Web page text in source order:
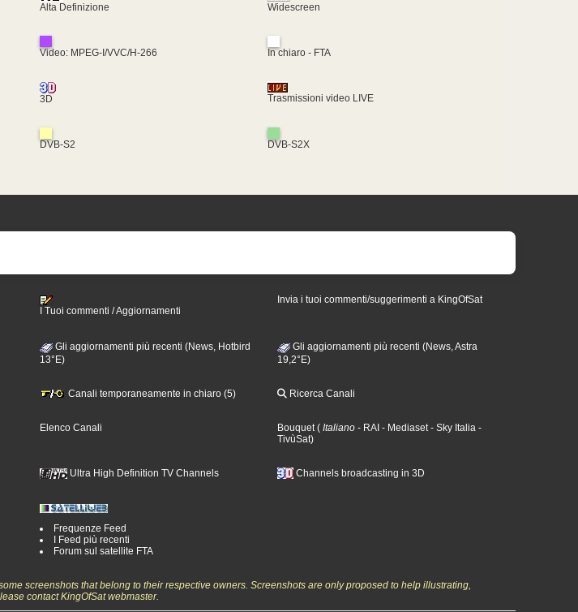
Alta Definizione Widescreen
Video: MPEG-I/VVC/H-266 In chiaro - FTA
3D Trasmissioni video LIVE
DVB-S2 DVB-S2X
I Tuoi commenti / Aggiornamenti
Invia i tuoi commenti/suggerimenti a KingOfSat
Gli aggiornamenti più recenti (News, Hotbird
13°E)
Gli aggiornamenti più recenti (News, Astra
19,2°E)
Canali temporaneamente in chiaro (5) Ricerca Canali
Elenco Canali Bouquet ( Italiano - RAI - Mediaset - Sky Italia -
TivùSat)
Ultra High Definition TV Channels Channels broadcasting in 3D
Frequenze Feed
I Feed più recenti
Forum sul satellite FTA
screenshots that belong to their respective owners. Screenshots are only proposed to help illustrating,
contact KingOfSat webmaster.